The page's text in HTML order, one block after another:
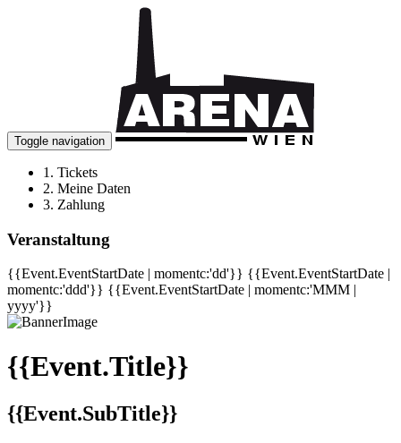
Toggle navigation
1. Tickets
2. Meine Daten
3. Zahlung
Veranstaltung
{{Event.EventStartDate | momentc:'dd'}} {{Event.EventStartDate |
momentc:'ddd'}} {{Event.EventStartDate | momentc:'MMM |
yyyy'}}
{{Event.Title}}
{{Event.SubTitle}}